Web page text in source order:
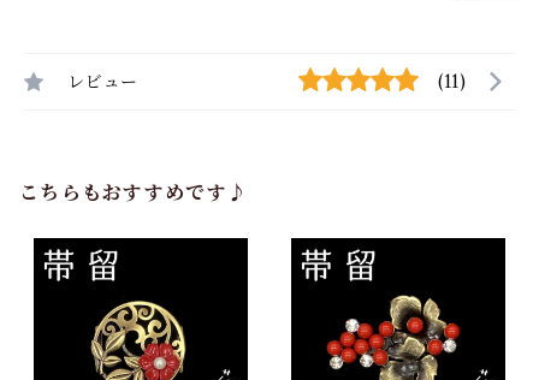
レビュー (11)
こちらもおすすめです♪